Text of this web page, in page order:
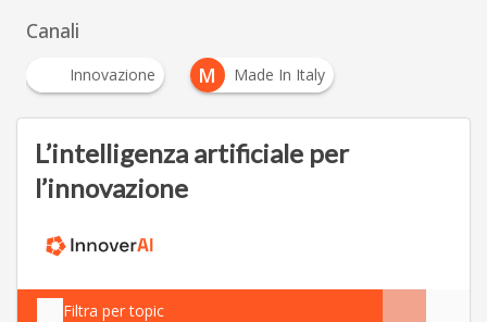
Canali
Innovazione M Made In Italy
L’intelligenza artificiale per
l’innovazione
Filtra per topic